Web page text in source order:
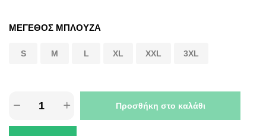
ΜΕΓΕΘΟΣ ΜΠΛΟΥΖΑ
S M L XL XXL 3XL
Προσθήκη στο καλάθι